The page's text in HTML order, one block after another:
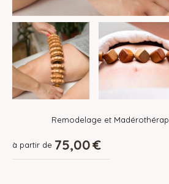
Remodelage et
à partir de 75,00€